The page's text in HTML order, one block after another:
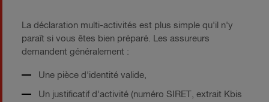
La déclaration multi-activités est plus simple qu'il n'y
paraît si vous êtes bien préparé. Les assureurs
demandent généralement :
Une pièce d'identité valide,
Un justificatif d'activité (numéro SIRET, extrait Kbis